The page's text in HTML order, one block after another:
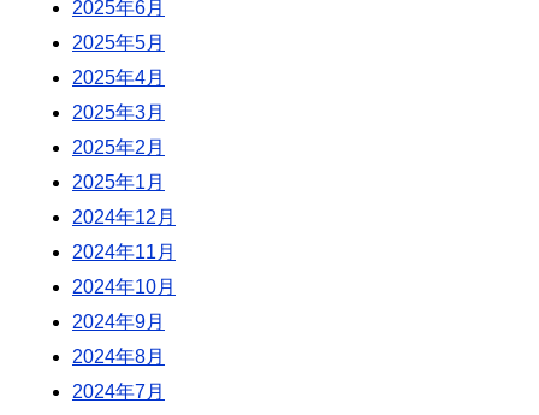
2025年6月
2025年5月
2025年4月
2025年3月
2025年2月
2025年1月
2024年12月
2024年11月
2024年10月
2024年9月
2024年8月
2024年7月